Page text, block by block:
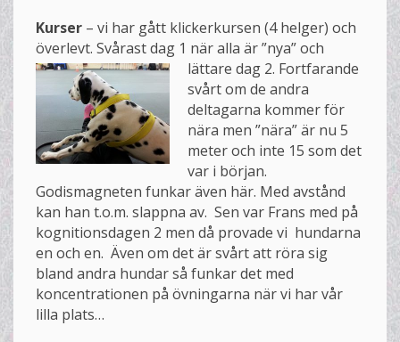
Kurser – vi har gått klickerkursen (4 helger) och
överlevt. Svårast dag 1 när alla är ”nya” och
lättare dag 2. Fortfarande
svårt om de andra
deltagarna kommer för
nära men ”nära” är nu 5
meter och inte 15 som det
var i början.
Godismagneten funkar även här. Med avstånd
kan han t.o.m. slappna av. Sen var Frans med på
kognitionsdagen 2 men då provade vi hundarna
en och en. Även om det är svårt att röra sig
bland andra hundar så funkar det med
koncentrationen på övningarna när vi har vår
lilla plats…